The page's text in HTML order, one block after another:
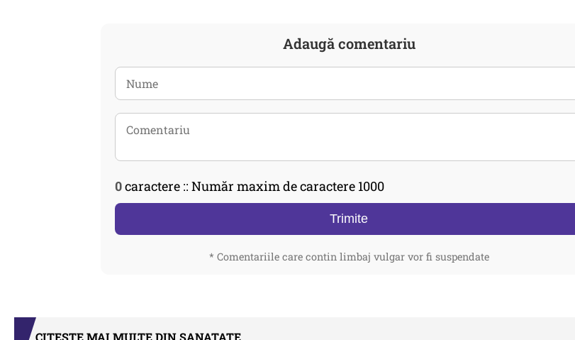
Adaugă comentariu
0caractere :: Număr maxim de caractere 1000
Trimite
* Comentariile care contin limbaj vulgar vor fi suspendate
CITEȘTE MAI MULTE DIN SANATATE